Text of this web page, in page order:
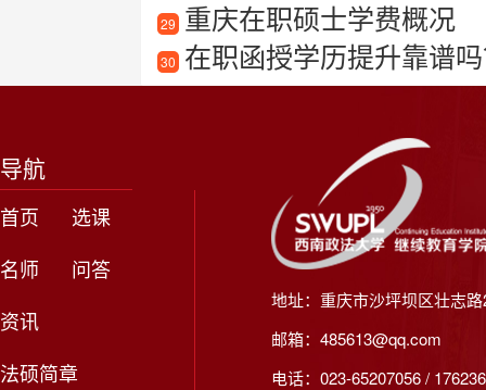
29 重庆在职硕士学费概况
30 在职函授学历提升靠谱
导航
首页
选课
名师
问答
资讯
法硕简章
地址：重庆市沙坪坝区壮志
邮箱：485613@qq.com
电话：023-65207056 /